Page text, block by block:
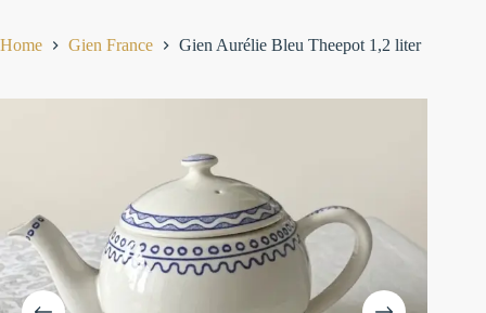
Home Gien France Gien Aurélie Bleu Theepot 1,2 liter